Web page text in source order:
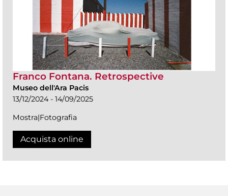
Franco Fontana. Retrospective
Museo dell'Ara Pacis
13/12/2024 - 14/09/2025
Mostra|Fotografia
Acquista online